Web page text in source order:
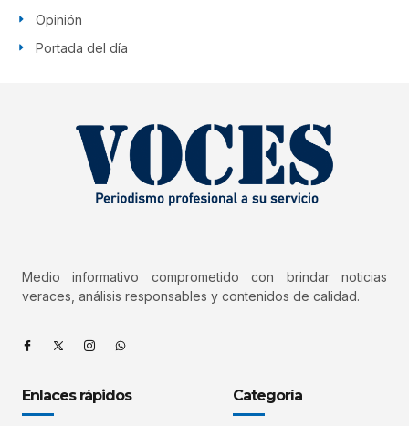
Opinión
Portada del día
Medio informativo comprometido con brindar noticias
veraces, análisis responsables y contenidos de calidad.
Enlaces rápidos Categoría